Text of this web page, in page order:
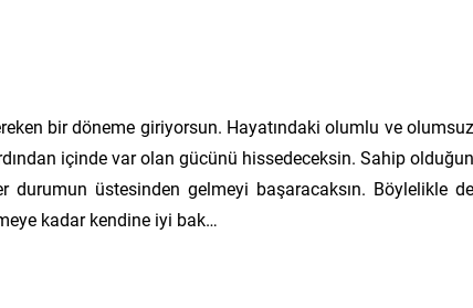
bir döneme giriyorsun. Hayatındaki olumlu ve olumsuz
içinde var olan gücünü hissedeceksin. Sahip olduğun
üstesinden gelmeyi başaracaksın. Böylelikle de
kadar kendine iyi bak…